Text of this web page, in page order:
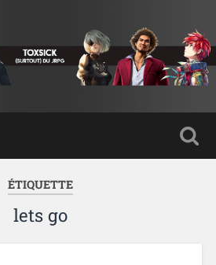
ÉTIQUETTE
lets go